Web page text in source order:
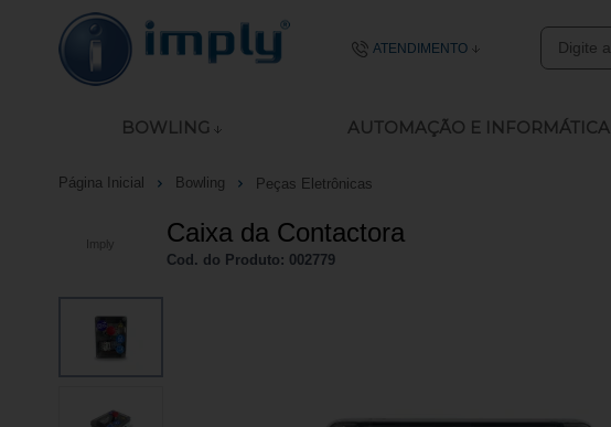
ATENDIMENTO
BOWLING AUTOMAÇÃO E INFORMÁTICA
Página Inicial Bowling Peças Eletrônicas
Imply Caixa da Contactora
Cod. do Produto: 002779